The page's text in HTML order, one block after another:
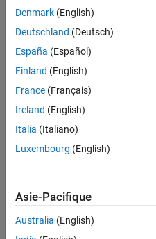
How useful
Denmark (English)
Deutschland (Deutsch)
España (Español)
Finland (English)
France (Français)
Ireland (English)
Italia (Italiano)
Luxembourg (English)
Asie-Pacifique
Australia (English)
Trust Center
Lutte anti-piratage
Statut
© 1994-2026 The MathWorks,